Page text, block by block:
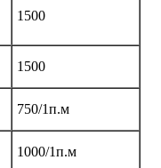
1500
1500
750/1п.м
1000/1п.м